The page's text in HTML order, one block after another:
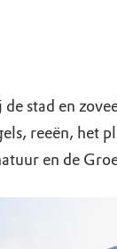
stad en
reeën, het
en de